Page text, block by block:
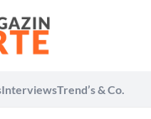
InterviewsTrend’s & Co.